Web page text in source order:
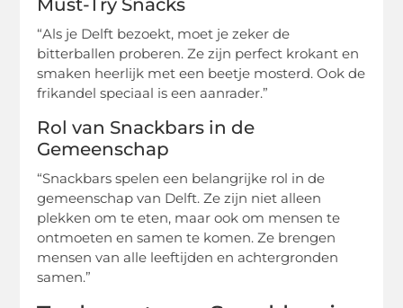
Must-Try Snacks
“Als je Delft bezoekt, moet je zeker de
bitterballen proberen. Ze zijn perfect krokant en
smaken heerlijk met een beetje mosterd. Ook de
frikandel speciaal is een aanrader.”
Rol van Snackbars in de
Gemeenschap
“Snackbars spelen een belangrijke rol in de
gemeenschap van Delft. Ze zijn niet alleen
plekken om te eten, maar ook om mensen te
ontmoeten en samen te komen. Ze brengen
mensen van alle leeftijden en achtergronden
samen.”